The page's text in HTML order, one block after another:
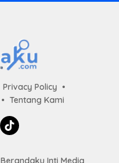
Privacy Policy
Tentang Kami
Inti Media